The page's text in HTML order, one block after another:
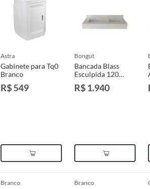
astra
Gabinete para Tq0
Branco
R$ 549
bongut
Bancada Blass
Esculpida 120
Branco
R$ 1.940
Branco Branco